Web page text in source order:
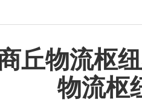
丘物流枢
物流枢